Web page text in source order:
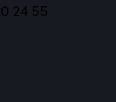
24 55